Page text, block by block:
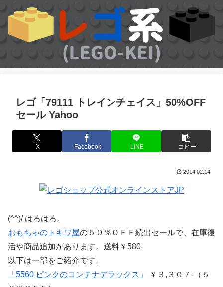
レゴ「79111 トレインチェイス」50%OFF
セール Yahoo
X Facebook LINE コピー
2014.02.14
(^^)/ はろはろ。
おもちゃのトキワ屋の５０％ＯＦＦ続出セールで、在庫復
活や商品追加があります。送料￥580-
以下は一部をご紹介です。
「5560 ピンクのコンテナデラックス」
￥３,３０７-（５